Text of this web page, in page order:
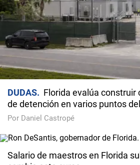
DUDAS
Florida evalúa
de detención en varios puntos
Por Daniel Castropé
Salario de maestros en Florida